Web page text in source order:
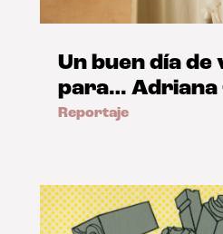
Un buen día de
para… Adriana
Reportaje